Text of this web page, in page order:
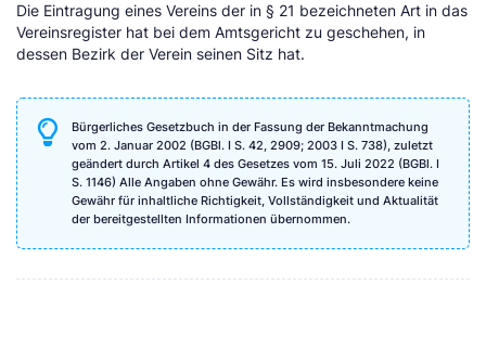
Die Eintragung eines Vereins der in § 21 bezeichneten Art in das
Vereinsregister hat bei dem Amtsgericht zu geschehen, in
dessen Bezirk der Verein seinen Sitz hat.
Bürgerliches Gesetzbuch in der Fassung der Bekanntmachung
vom 2. Januar 2002 (BGBl. I S. 42, 2909; 2003 I S. 738), zuletzt
geändert durch Artikel 4 des Gesetzes vom 15. Juli 2022 (BGBl. I
S. 1146) Alle Angaben ohne Gewähr. Es wird insbesondere keine
Gewähr für inhaltliche Richtigkeit, Vollständigkeit und Aktualität
der bereitgestellten Informationen übernommen.